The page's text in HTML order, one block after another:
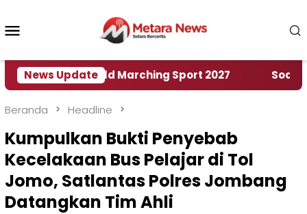
konten
News Update
World Marching Sport 2027 ‎Soal
Beranda Headline
Kumpulkan Bukti Penyebab
Kecelakaan Bus Pelajar di Tol
Jomo, Satlantas Polres Jombang
Datangkan Tim Ahli